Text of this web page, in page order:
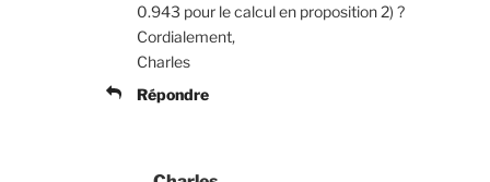
0.943 pour le calcul en proposition 2) ?
Cordialement,
Charles
Répondre